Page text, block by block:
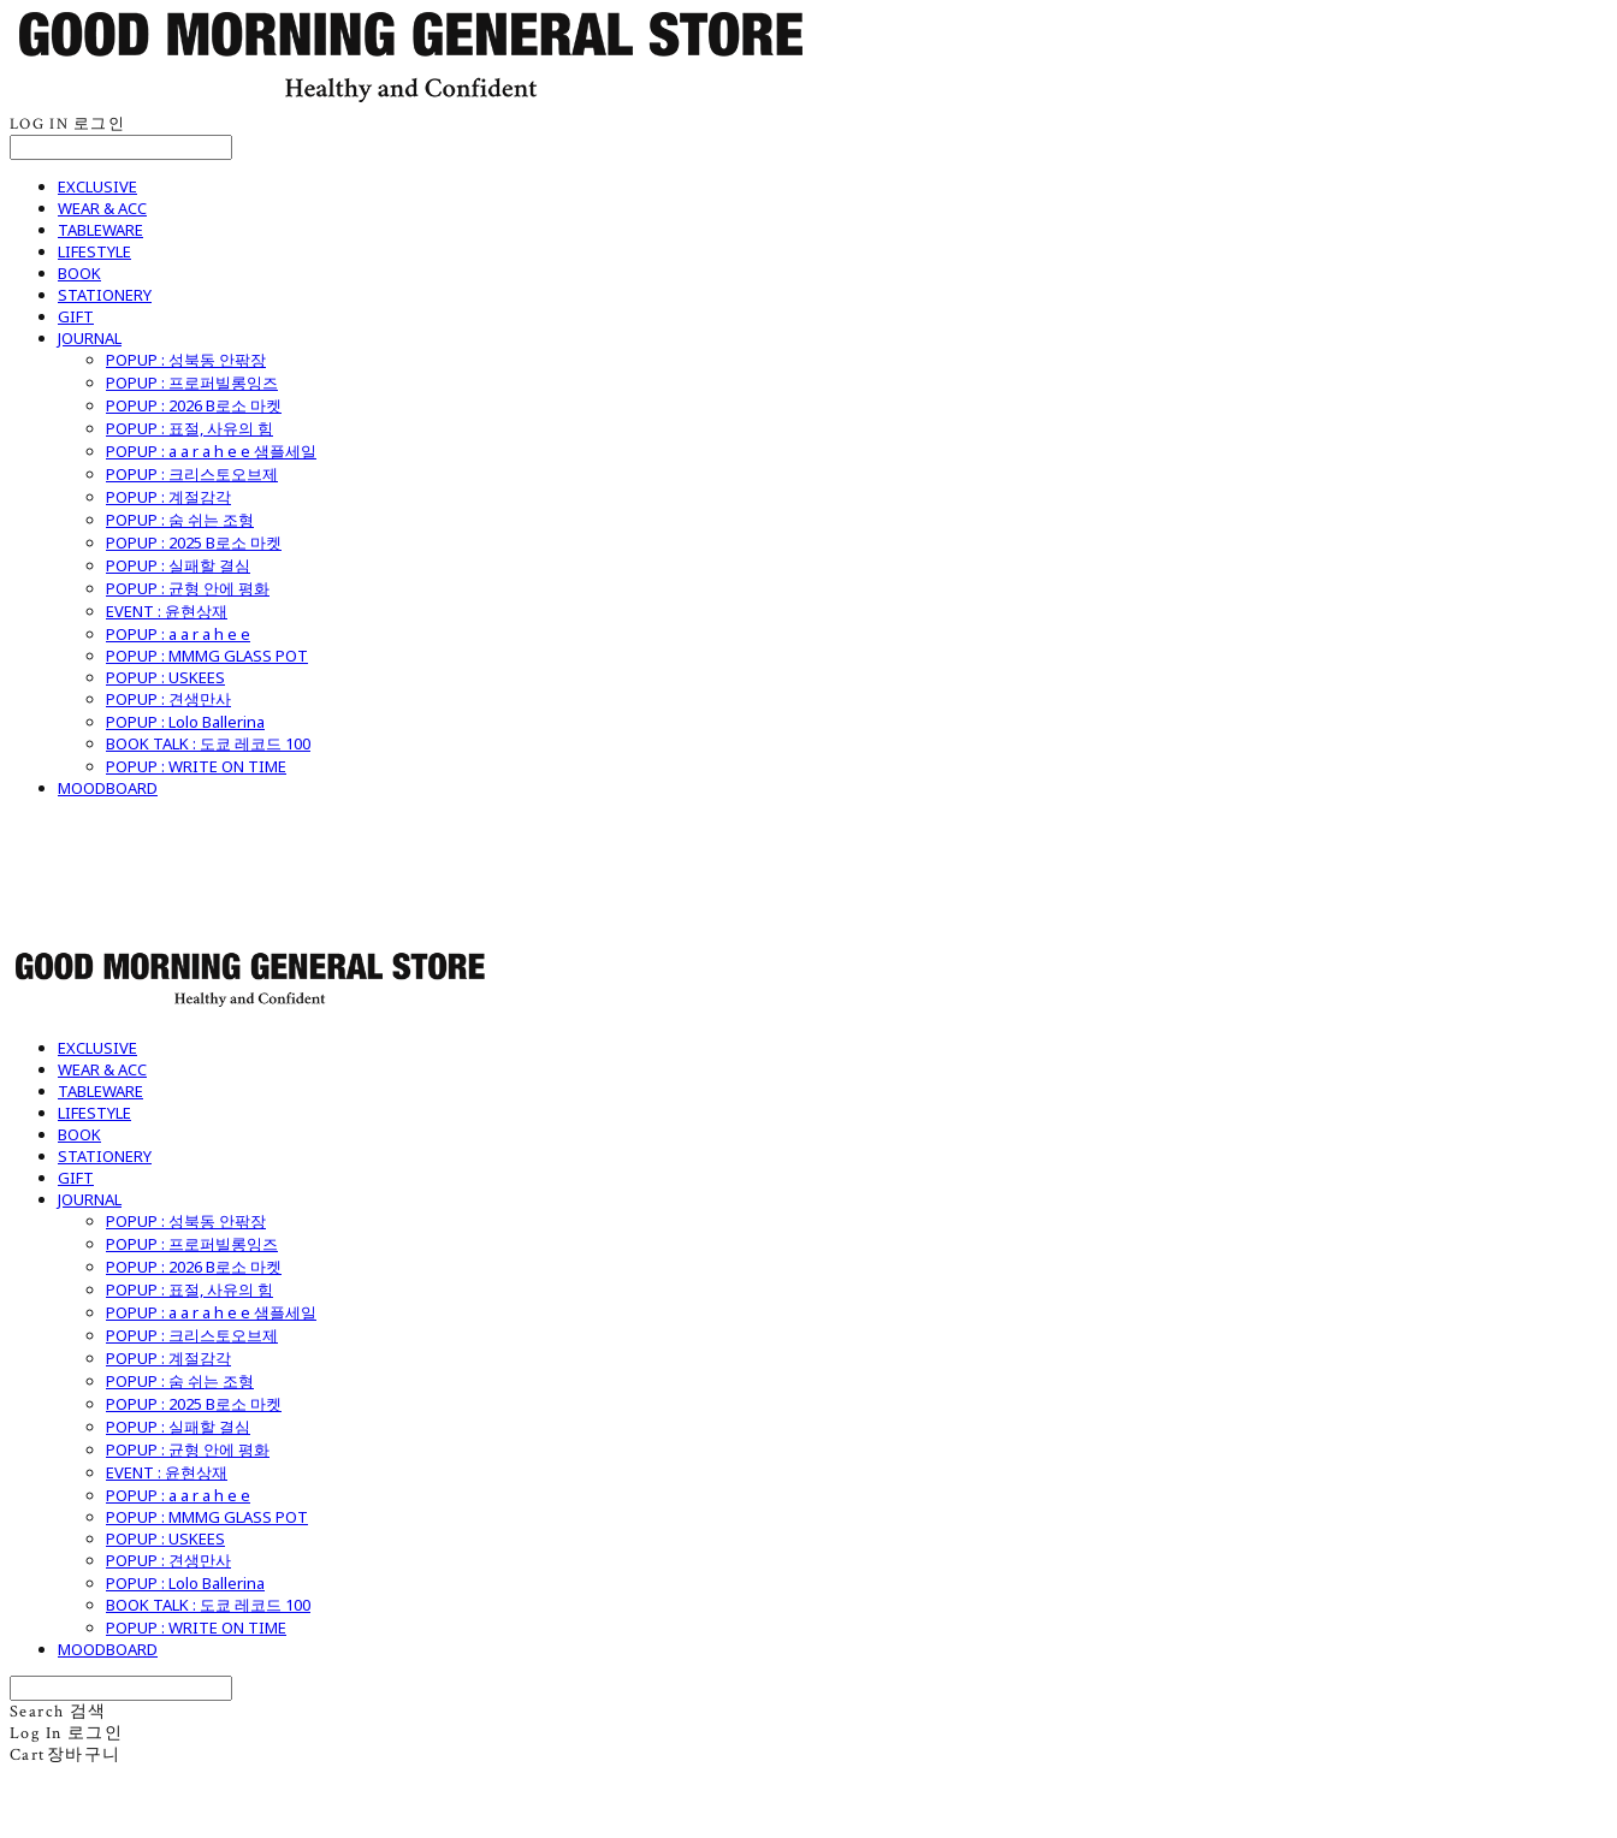
LOG IN 로그인
EXCLUSIVE
WEAR & ACC
TABLEWARE
LIFESTYLE
BOOK
STATIONERY
GIFT
JOURNAL
POPUP : 성북동 안팎장
POPUP : 프로퍼빌롱잉즈
POPUP : 2026 B로소 마켓
POPUP : 표절, 사유의 힘
POPUP : a a r a h e e 샘플세일
POPUP : 크리스토오브제
POPUP : 계절감각
POPUP : 숨 쉬는 조형
POPUP : 2025 B로소 마켓
POPUP : 실패할 결심
POPUP : 균형 안에 평화
EVENT : 윤현상재
POPUP : a a r a h e e
POPUP : MMMG GLASS POT
POPUP : USKEES
POPUP : 견생만사
POPUP : Lolo Ballerina
BOOK TALK : 도쿄 레코드 100
POPUP : WRITE ON TIME
MOODBOARD
EXCLUSIVE
WEAR & ACC
TABLEWARE
LIFESTYLE
BOOK
STATIONERY
GIFT
JOURNAL
POPUP : 성북동 안팎장
POPUP : 프로퍼빌롱잉즈
POPUP : 2026 B로소 마켓
POPUP : 표절, 사유의 힘
POPUP : a a r a h e e 샘플세일
POPUP : 크리스토오브제
POPUP : 계절감각
POPUP : 숨 쉬는 조형
POPUP : 2025 B로소 마켓
POPUP : 실패할 결심
POPUP : 균형 안에 평화
EVENT : 윤현상재
POPUP : a a r a h e e
POPUP : MMMG GLASS POT
POPUP : USKEES
POPUP : 견생만사
POPUP : Lolo Ballerina
BOOK TALK : 도쿄 레코드 100
POPUP : WRITE ON TIME
MOODBOARD
Search 검색
Log In 로그인
Cart 장바구니